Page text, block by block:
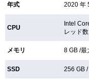
年式 2020 年
CPU
Intel
レッド
メモリ 8 GB /最
SSD 256 GB /